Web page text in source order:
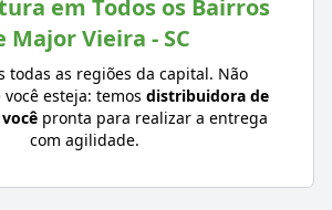
em Todos os Bairros
Major Vieira - SC
todas as regiões da capital. Não
esteja: temos distribuidora de
pronta para realizar a entrega
com agilidade.